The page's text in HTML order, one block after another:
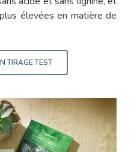
élevées en matière de
TIRAGE TEST